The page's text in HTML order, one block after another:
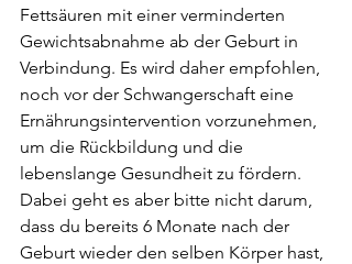
Fettsäuren mit einer verminderten
Gewichtsabnahme ab der Geburt in
Verbindung. Es wird daher empfohlen,
noch vor der Schwangerschaft eine
Ernährungsintervention vorzunehmen,
um die Rückbildung und die
lebenslange Gesundheit zu fördern.
Dabei geht es aber bitte nicht darum,
dass du bereits 6 Monate nach der
Geburt wieder den selben Körper hast,